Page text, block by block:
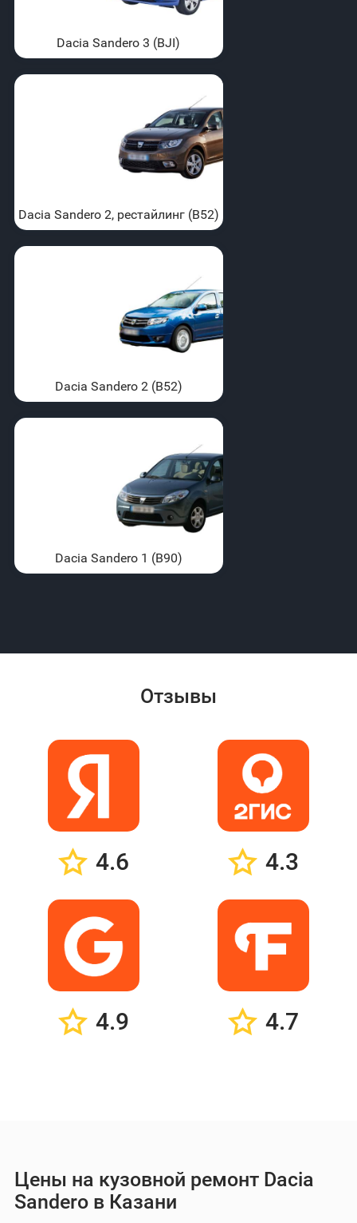
Dacia Sandero 3 (BJI)
Dacia Sandero 2, рестайлинг (B52)
Dacia Sandero 2 (B52)
Dacia Sandero 1 (B90)
Отзывы
4.6 4.3
4.9 4.7
Цены на кузовной ремонт Dacia
Sandero в Казани